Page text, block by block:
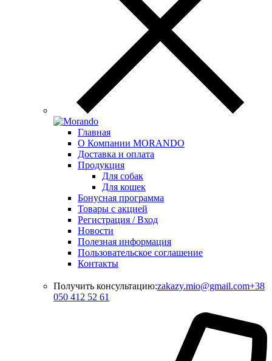
Главная
О Компании MORANDO
Доставка и оплата
Продукция
Для собак
Для кошек
Бонусная программа
Товары с акцией
Регистрация / Вход
Новости
Полезная информация
Пользовательское соглашение
Контакты
Получить консультацию:zakazy.mio@gmail.com+38
050 412 52 61